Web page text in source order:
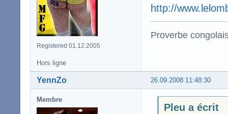
Registered 01.12.2005
http://
Proverbe
Hors ligne
26.09.2008 11:48:30
YennZo
Membre
Pleu a écrit